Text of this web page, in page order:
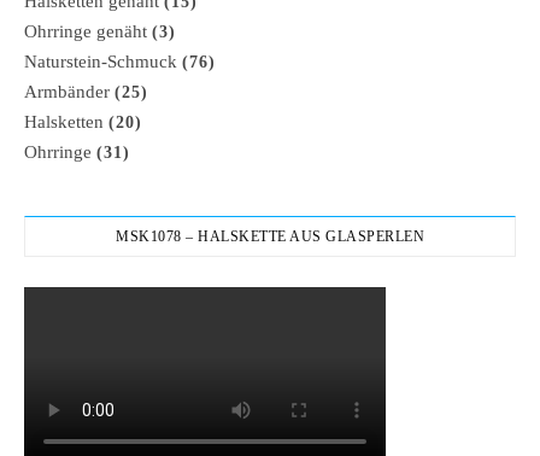
Ohrringe genäht (3)
Naturstein-Schmuck (76)
Armbänder (25)
Halsketten (20)
Ohrringe (31)
MSK1078 – HALSKETTE AUS GLASPERLEN